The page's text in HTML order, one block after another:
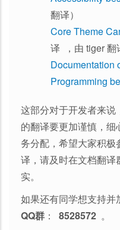
翻译）
Core Theme
译 ，由 tiger 翻
Documentation
Programming
这部分对于开发者来
的翻译要更加谨慎，
务分配，希望大家积
译，请及时在文档翻
实。
如果还有同学想支持
QQ群 ： 8528572 。